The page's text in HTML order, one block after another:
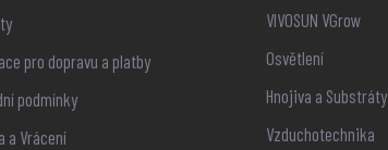
pro dopravu a platby
podmínky
a Vrácení
VIVOSUN VGrow
Osvětlení
Hnojiva a Substráty
Vzduchotechnika